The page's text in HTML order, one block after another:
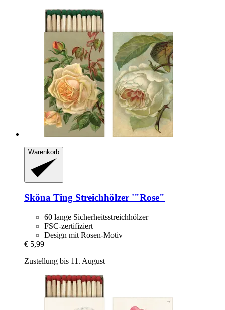
Warenkorb
Sköna Ting Streichhölzer '"Rose"
60 lange Sicherheitsstreichhölzer
FSC-zertifiziert
Design mit Rosen-Motiv
€ 5,99
Zustellung bis 11. August